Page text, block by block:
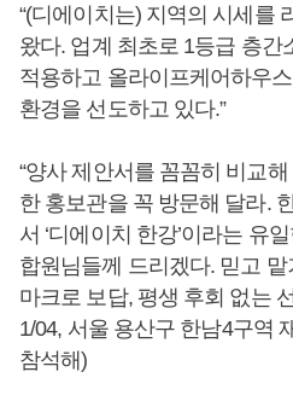
“(디에이치는) 지역의 시세를
왔다. 업계 최초로 1등급 층간
적용하고 올라이프케어하우
환경을 선도하고 있다.”
“양사 제안서를 꼼꼼히 비교
한 홍보관을 꼭 방문해 달라.
서 ‘디에이치 한강’이라는 유
합원님들께 드리겠다. 믿고
마크로 보답, 평생 후회 없는
1/04, 서울 용산구 한남4구역
참석해)